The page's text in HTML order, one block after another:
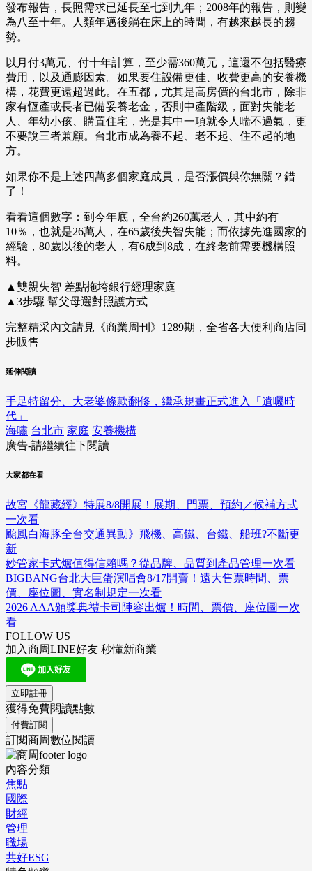
發布報告，長照需求已延長至七到九年；2008年的報告，則變
為八至十年。人類年邁後躺在床上的時間，有越來越長的趨
勢。
以月付3萬元、付十年計算，至少需360萬元，這還不包括醫療
費用，以及通膨因素。如果要住設備更佳、收費更高的安養機
構，花費更遠超過此。在五都，尤其是高房價的台北市，除非
家有恆產或長者已備妥養老金，否則中產階級，面對失能老
人、年幼小孩、購置住宅，光是其中一項就令人喘不過氣，更
不要說三者兼顧。台北市成為養不起、老不起、住不起的地
方。
如果你不是上述四萬多個家庭成員，是否漲價與你無關？錯
了！
看看這個數字：到今年底，全台約260萬老人，其中約有
10％，也就是26萬人，在65歲後失智失能；而依據先進國家的
經驗，80歲以後的老人，有6成到8成，在終老前需要機構照
料。
▲雙親失智 差點拖垮銀行經理家庭
▲3步驟 幫父母選對照護方式
完整精采內文請見《商業周刊》1289期，全省各大便利商店同
步販售
延伸閱讀
手足特留分、大老婆條款翻修，繼承規畫正式進入「遺囑時
代」
海嘯 台北市 家庭 安養機構
廣告-請繼續往下閱讀
大家都在看
故宮《龍藏經》特展8/8開展！展期、門票、預約／候補方式
一次看
颱風白海豚全台交通異動》飛機、高鐵、台鐵、船班?不斷更
新
妙管家卡式爐值得信賴嗎？從品牌、品質到產品管理一次看
BIGBANG台北大巨蛋演唱會8/17開賣！遠大售票時間、票
價、座位圖、實名制規定一次看
2026 AAA頒獎典禮卡司陣容出爐！時間、票價、座位圖一次
看
FOLLOW US
加入商周LINE好友 秒懂新商業
立即註冊
獲得免費閱讀點數
付費訂閱
訂閱商周數位閱讀
內容分類
焦點
國際
財經
管理
職場
共好ESG